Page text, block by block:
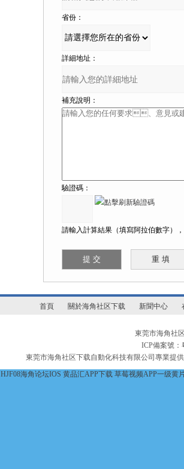
省份：
詳細地址：
補充說明：
驗證碼：
請輸入計算結果（填寫阿拉伯數字），
首頁 關於海角社区下载 新聞中心
東莞市海角社
ICP備案號：
東莞市海角社区下载自動化科技有限公司專業提供
HJF08海角论坛IOS 黄品汇APP下载 草莓视频APP一级黄